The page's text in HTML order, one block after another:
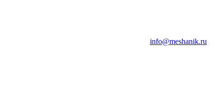
info@meshanik.ru